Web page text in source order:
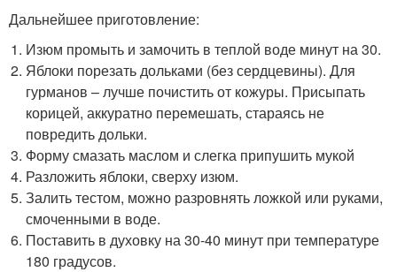
Дальнейшее приготовление:
Изюм промыть и замочить в теплой воде минут на 30.
Яблоки порезать дольками (без сердцевины). Для
гурманов – лучше почистить от кожуры. Присыпать
корицей, аккуратно перемешать, стараясь не
повредить дольки.
Форму смазать маслом и слегка припушить мукой
Разложить яблоки, сверху изюм.
Залить тестом, можно разровнять ложкой или руками,
смоченными в воде.
Поставить в духовку на 30-40 минут при температуре
180 градусов.